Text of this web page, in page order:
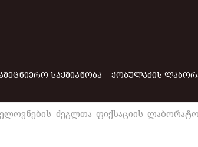
ᲡᲐᲥᲛᲘᲐᲜᲝᲑᲐ ᲥᲝᲑᲣᲚᲐᲫᲘᲡ
ძეგლთა ფიქსაციის